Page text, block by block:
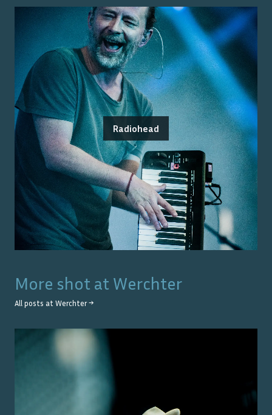
Radiohead
More shot at Werchter
All posts at Werchter→